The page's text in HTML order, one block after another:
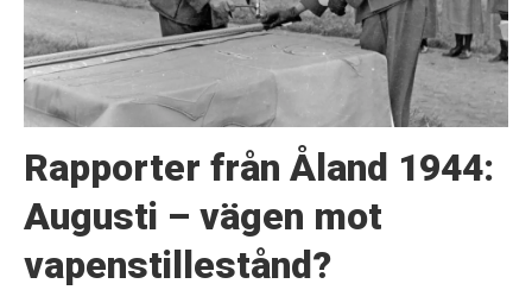
Rapporter från Åland 1944:
Augusti – vägen mot
vapenstillestånd?